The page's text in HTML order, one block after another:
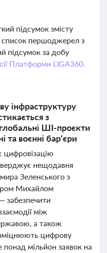
підсумок змісту
список першоджерел з
підсумок за добу
Платформи LIGA360.
інфраструктуру
з
ШІ-проєкти
та воєнні бар'єри
цифровізацію
нещодавня
Зеленського з
Михайлом
забезпечити
між
а також
цифрову
понад мільйон заявок на